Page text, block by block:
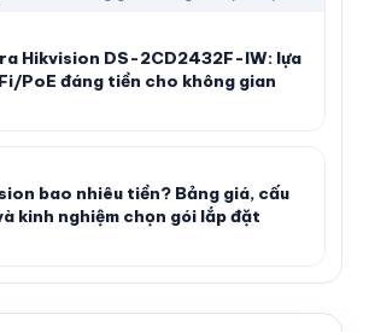
Hikvision DS-2CD2432F-IW: lựa
PoE đáng tiền cho không gian
bao nhiêu tiền? Bảng giá, cấu
kinh nghiệm chọn gói lắp đặt